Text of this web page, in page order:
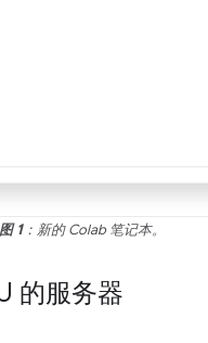
图 1：新的 Colab 笔记本。
的服务器